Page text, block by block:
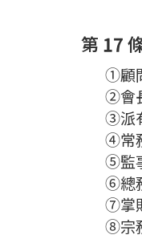
第 17
①顧
②會
③派
④常
⑤監
⑥總
⑦掌
⑧宗